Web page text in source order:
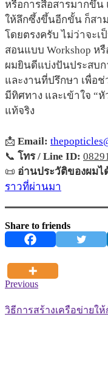
หรือการสื่อสารมากขึ้น
ให้ลึกซึ้งขึ้นอีกขั้น ก็สา
โดยตรงครับ ไม่ว่าจะ
สอนแบบ Workshop ห
ผมยินดีแบ่งปันประสบ
และงานที่ปรึกษา เพื่อ
มีทิศทาง และเข้าใจ “
แท้จริง
📩 Email:
📞 โทร / Line ID:
📜 อ่านประวัติของผมไ
ราวที่ผ่านมา
Share to friends
Previous
วิธีการสร้างเครือข่ายใ